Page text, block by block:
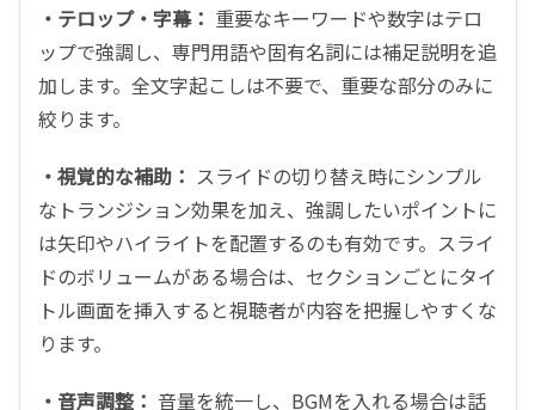
・テロップ・字幕： 重要なキーワードや数字はテロ
ップで強調し、専門用語や固有名詞には補足説明を追
加します。全文字起こしは不要で、重要な部分のみに
絞ります。
・視覚的な補助： スライドの切り替え時にシンプル
なトランジション効果を加え、強調したいポイントに
は矢印やハイライトを配置するのも有効です。スライ
ドのボリュームがある場合は、セクションごとにタイ
トル画面を挿入すると視聴者が内容を把握しやすくな
ります。
・音声調整： 音量を統一し、 BGMを入れる場合は話